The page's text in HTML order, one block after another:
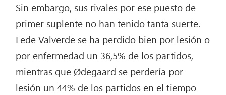
Sin embargo, sus rivales por ese puesto de
primer suplente no han tenido tanta suerte.
Fede Valverde se ha perdido bien por lesión o
por enfermedad un 36,5% de los partidos,
mientras que Ødegaard se perdería por
lesión un 44% de los partidos en el tiempo